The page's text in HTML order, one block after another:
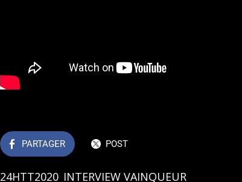
PARTAGER POST
24HTT2020_INTERVIEW VAINQUEUR